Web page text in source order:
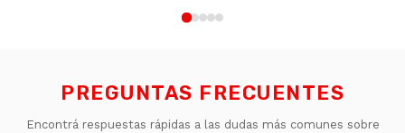
PREGUNTAS FRECUENTES
Encontrá respuestas rápidas a las dudas más comunes sobre